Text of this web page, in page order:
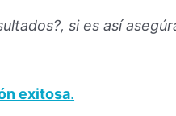
si es así
exitosa.